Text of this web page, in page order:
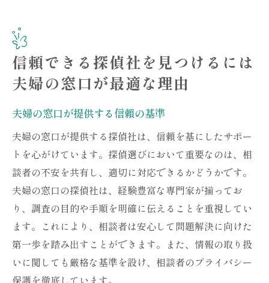
信頼できる探偵社を見つけるには
夫婦の窓口が最適な理由
夫婦の窓口が提供する信頼の基準
夫婦の窓口が提供する探偵社は、信頼を基にしたサポー
トを心がけています。探偵選びにおいて重要なのは、相
談者の不安を共有し、適切に対応できるかどうかです。
夫婦の窓口の探偵社は、経験豊富な専門家が揃ってお
り、調査の目的や手順を明確に伝えることを重視してい
ます。これにより、相談者は安心して問題解決に向けた
第一歩を踏み出すことができます。また、情報の取り扱
いに関しても厳格な基準を設け、相談者のプライバシー
保護を徹底しています。